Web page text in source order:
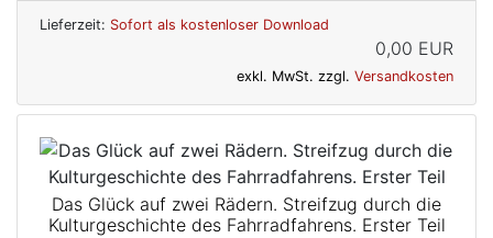
Lieferzeit: Sofort als kostenloser Download
0,00 EUR
exkl. MwSt. zzgl. Versandkosten
Das Glück auf zwei Rädern. Streifzug durch die
Kulturgeschichte des Fahrradfahrens. Erster Teil